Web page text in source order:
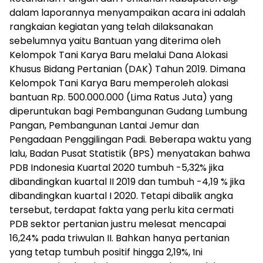
dalam laporannya menyampaikan acara ini adalah
rangkaian kegiatan yang telah dilaksanakan
sebelumnya yaitu Bantuan yang diterima oleh
Kelompok Tani Karya Baru melalui Dana Alokasi
Khusus Bidang Pertanian (DAK) Tahun 2019. Dimana
Kelompok Tani Karya Baru memperoleh alokasi
bantuan Rp. 500.000.000 (Lima Ratus Juta) yang
diperuntukan bagi Pembangunan Gudang Lumbung
Pangan, Pembangunan Lantai Jemur dan
Pengadaan Penggilingan Padi. Beberapa waktu yang
lalu, Badan Pusat Statistik (BPS) menyatakan bahwa
PDB Indonesia Kuartal 2020 tumbuh -5,32% jika
dibandingkan kuartal II 2019 dan tumbuh -4,19 % jika
dibandingkan kuartal I 2020. Tetapi dibalik angka
tersebut, terdapat fakta yang perlu kita cermati
PDB sektor pertanian justru melesat mencapai
16,24% pada triwulan II. Bahkan hanya pertanian
yang tetap tumbuh positif hingga 2,19%, Ini